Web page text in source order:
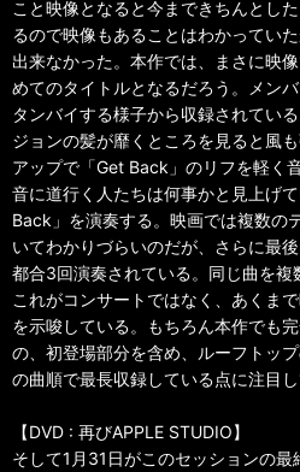
こと映像となると今まできちんとし
るので映像もあることはわかってい
出来なかった。本作では、まさに映
めてのタイトルとなるだろう。メン
タンバイする様子から収録されてい
ジョンの髪が靡くところを見ると風
アップで「Get Back」のリフを軽く
音に道行く人たちは何事かと見上げ
Back」を演奏する。映画では複数の
いてわかりづらいのだが、さらに最
都合3回演奏されている。同じ曲を複
これがコンサートではなく、あくま
を示唆している。もちろん本作でも
の、初登場部分を含め、ルーフトッ
の曲順で最長収録している点に注目し
【DVD : 再びAPPLE STUDIO】
そして1月31日がこのセッションの